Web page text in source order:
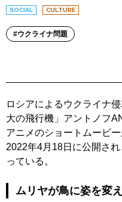
SOCIAL CULTURE
ウクライナ問題
ロシアによるウクライナ
大の飛行機」アントノフ
アニメのショートムービ
2022年4月18日に公開さ
っている。
ムリヤが鳥に姿を変